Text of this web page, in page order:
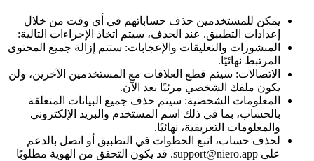
يمكن للمستخدمين حذف حساباتهم في أي وقت من خلال
إعدادات التطبيق. عند الحذف، سيتم اتخاذ الإجراءات التالية:
المنشورات والتعليقات والإعجابات: ستتم إزالة جميع المحتوى
المرتبط نهائيًا.
الاتصالات: سيتم قطع العلاقات مع المستخدمين الآخرين، ولن
يكون ملفك الشخصي مرئيًا بعد الآن.
المعلومات الشخصية: سيتم حذف جميع البيانات المتعلقة
بالحساب، بما في ذلك اسم المستخدم والبريد الإلكتروني
والمعلومات التعريفية، نهائيًا.
لحذف حساب، اتبع الخطوات في التطبيق أو اتصل بالدعم
على support@niero.app. قد يكون التحقق من الهوية مطلوبًا